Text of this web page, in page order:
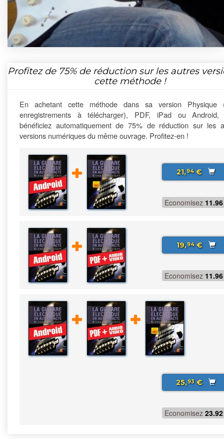
Profitez de 75%de réduction sur les autres
cette méthode !
En achetant cette méthode dans sa version Physique
enregistrements à télécharger), PDF, iPad ou Android,
bénéficiez automatiquement de 75% de réduction sur les
versions numériques du même ouvrage. Profitez-en !
21,94€
Economisez 11.96
19,94€
Economisez 11.96
25,93€
Economisez 23.92